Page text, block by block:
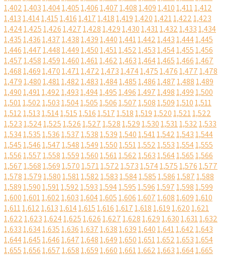
1,4021,4031,4041,4051,4061,4071,4081,4091,4101,4111,412
1,4131,4141,4151,4161,4171,4181,4191,4201,4211,4221,423
1,4241,4251,4261,4271,4281,4291,4301,4311,4321,4331,434
1,4351,4361,4371,4381,4391,4401,4411,4421,4431,4441,445
1,4461,4471,4481,4491,4501,4511,4521,4531,4541,4551,456
1,4571,4581,4591,4601,4611,4621,4631,4641,4651,4661,467
1,4681,4691,4701,4711,4721,4731,4741,4751,4761,4771,478
1,4791,4801,4811,4821,4831,4841,4851,4861,4871,4881,489
1,4901,4911,4921,4931,4941,4951,4961,4971,4981,4991,500
1,5011,5021,5031,5041,5051,5061,5071,5081,5091,5101,511
1,5121,5131,5141,5151,5161,5171,5181,5191,5201,5211,522
1,5231,5241,5251,5261,5271,5281,5291,5301,5311,5321,533
1,5341,5351,5361,5371,5381,5391,5401,5411,5421,5431,544
1,5451,5461,5471,5481,5491,5501,5511,5521,5531,5541,555
1,5561,5571,5581,5591,5601,5611,5621,5631,5641,5651,566
1,5671,5681,5691,5701,5711,5721,5731,5741,5751,5761,577
1,5781,5791,5801,5811,5821,5831,5841,5851,5861,5871,588
1,5891,5901,5911,5921,5931,5941,5951,5961,5971,5981,599
1,6001,6011,6021,6031,6041,6051,6061,6071,6081,6091,610
1,6111,6121,6131,6141,6151,6161,6171,6181,6191,6201,621
1,6221,6231,6241,6251,6261,6271,6281,6291,6301,6311,632
1,6331,6341,6351,6361,6371,6381,6391,6401,6411,6421,643
1,6441,6451,6461,6471,6481,6491,6501,6511,6521,6531,654
1,6551,6561,6571,6581,6591,6601,6611,6621,6631,6641,665